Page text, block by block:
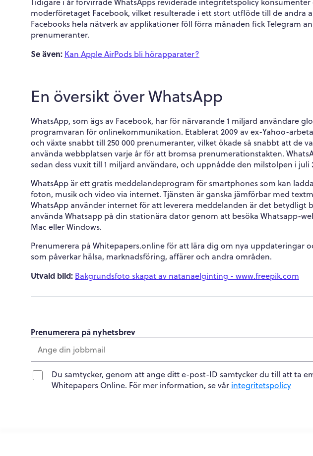
moderföretaget Facebook, vilket resulterade i ett stort utflöde till de andra
Facebooks hela nätverk av applikationer föll förra månaden fick Telegram
prenumeranter.
Se även: Kan Apple AirPods bli hörapparater?
En översikt över WhatsApp
WhatsApp, som ägs av Facebook, har för närvarande 1 miljard användare
programvaran för onlinekommunikation. Etablerat 2009 av ex-Yahoo-
och växte snabbt till 250 000 prenumeranter, vilket ökade så snabbt att de
använda webbplatsen varje år för att bromsa prenumerationstakten.
sedan dess vuxit till 1 miljard användare, och uppnådde den milstolpen i juli
WhatsApp är ett gratis meddelandeprogram för smartphones som kan
foton, musik och video via internet. Tjänsten är ganska jämförbar med
WhatsApp använder internet för att leverera meddelanden är det betydligt
använda Whatsapp på din stationära dator genom att besöka Whatsapp-
Mac eller Windows.
Prenumerera på Whitepapers.online för att lära dig om nya uppdateringar
som påverkar hälsa, marknadsföring, affärer och andra områden.
Utvald bild: Bakgrundsfoto skapat av natanaelginting - www.freepik.com
Prenumerera på nyhetsbrev
Du samtycker, genom att ange ditt e-post-ID samtycker du till att ta
Whitepapers Online. För mer information, se vår integritetspolicy